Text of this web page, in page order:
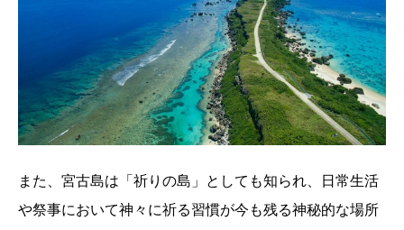
また、宮古島は「祈りの島」としても知られ、日常生活
や祭事において神々に祈る習慣が今も残る神秘的な場所